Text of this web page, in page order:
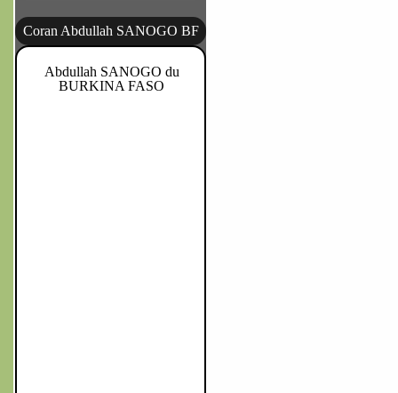
Coran Abdullah SANOGO BF
Abdullah SANOGO du
BURKINA FASO